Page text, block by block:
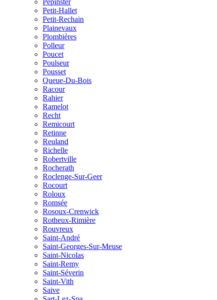
Petit-Hallet
Petit-Rechain
Plainevaux
Plombières
Polleur
Poucet
Poulseur
Pousset
Queue-Du-Bois
Racour
Rahier
Ramelot
Recht
Remicourt
Retinne
Reuland
Richelle
Robertville
Rocherath
Roclenge-Sur-Geer
Rocourt
Roloux
Romsée
Rosoux-Crenwick
Rotheux-Rimière
Rouvreux
Saint-André
Saint-Georges-Sur-Meuse
Saint-Nicolas
Saint-Remy
Saint-Séverin
Saint-Vith
Saive